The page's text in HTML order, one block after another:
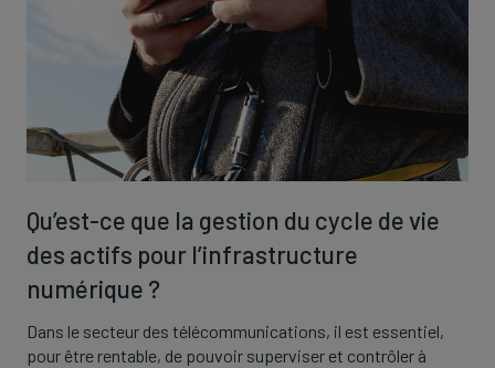
Qu’est-ce que la gestion du cycle de vie
des actifs pour l’infrastructure
numérique ?
Dans le secteur des télécommunications, il est essentiel,
pour être rentable, de pouvoir superviser et contrôler à